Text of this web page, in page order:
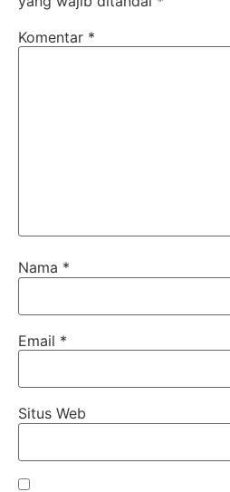
Komentar *
Nama *
Email *
Situs Web